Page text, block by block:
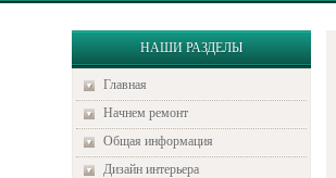
НАШИ РАЗДЕЛЫ
Главная
Начнем ремонт
Общая информация
Дизайн интерьера